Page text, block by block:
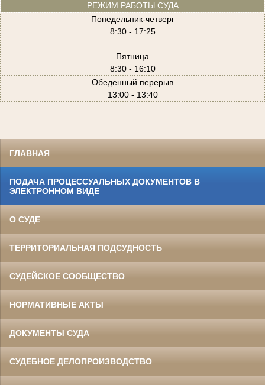
РЕЖИМ РАБОТЫ СУДА
Понедельник-четверг
8:30 - 17:25
Пятница
8:30 - 16:10
Обеденный перерыв
13:00 - 13:40
ГЛАВНАЯ
ПОДАЧА ПРОЦЕССУАЛЬНЫХ ДОКУМЕНТОВ В
ЭЛЕКТРОННОМ ВИДЕ
О СУДЕ
ТЕРРИТОРИАЛЬНАЯ ПОДСУДНОСТЬ
СУДЕЙСКОЕ СООБЩЕСТВО
НОРМАТИВНЫЕ АКТЫ
ДОКУМЕНТЫ СУДА
СУДЕБНОЕ ДЕЛОПРОИЗВОДСТВО